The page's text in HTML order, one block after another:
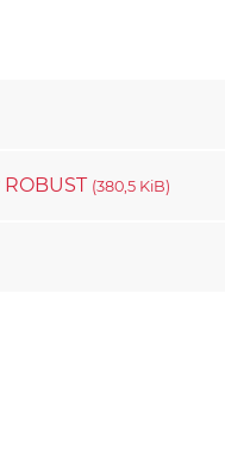
(380,5 KiB)